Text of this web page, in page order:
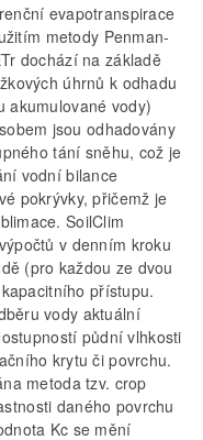
evapotranspirace
metody Penman-
dochází na základě
úhrnů k odhadu
akumulované vody)
jsou odhadovány
tání sněhu, což je
vodní bilance
pokrývky, přičemž je
SoilClim
v denním kroku
(pro každou ze dvou
přístupu.
vody aktuální
půdní vlhkosti
krytu či povrchu.
metoda tzv. crop
daného povrchu
Kc se mění